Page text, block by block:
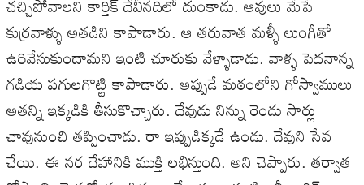
కుర్రవాళ్ళు అతడిని కాపాడారు. ఆ తరువాత మళ్ళీ లుంగీతో
ఉరివేసుకుందామని ఇంటి చూరుకు వేళ్ళాడాడు. వాళ్ళ పెదనాన్న
గడియ పగులగొట్టి కాపాడారు. అప్పుడే మఠంలోని గోస్వాములు
అతన్ని ఇక్కడికి తీసుకొచ్చారు. దేవుడు నిన్ను రెండు సార్లు
చావునుంచి తప్పించాడు. రా ఇప్పుడిక్కడే ఉండు. దేవుని సేవ
చేయి. ఈ నర దేహానికి ముక్తి లభిస్తుంది. అని చెప్పారు. తర్వాత